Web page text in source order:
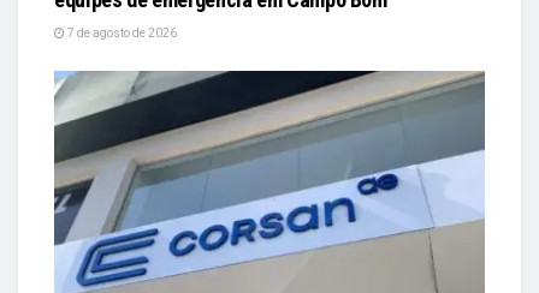
7 de agosto de 2026